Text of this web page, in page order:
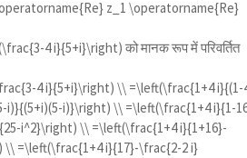
z_1 \operatorname{Re}
4 i}{5+i}\right) को मानक रूप में परिवर्तित
4 i}{5+i}\right) \\ =\left(\frac{1+4 i}{(1-
i)}\right) \\ =\left(\frac{1+4 i}{1-
i^2}\right) \\ =\left(\frac{1+4 i}{1+16}-
=\left(\frac{1+4 i}{17}-\frac{2-2 i}